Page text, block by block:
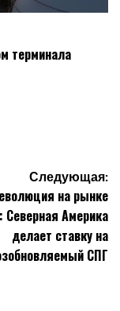
терминала
Следующая:
на рынке
Северная Америка
делает ставку на
СПГ